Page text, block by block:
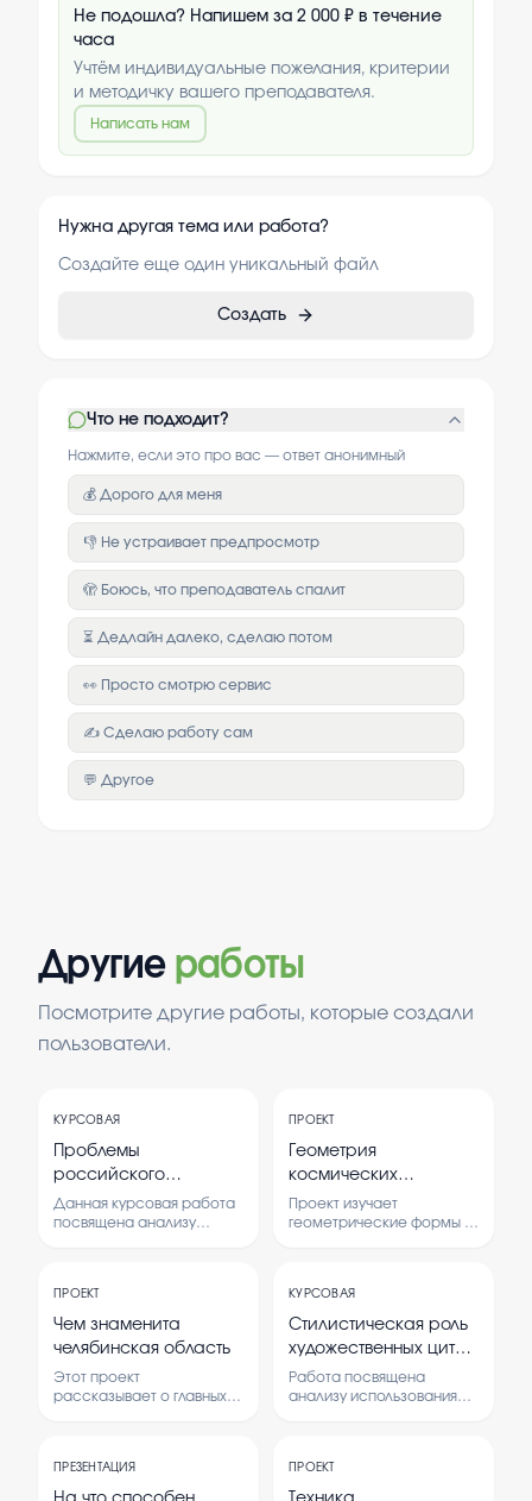
Не подошла? Напишем за 2 000 ₽ в течение
часа
Учтём индивидуальные пожелания, критерии
и методичку вашего преподавателя.
Написать нам
Нужна другая тема или работа?
Создайте еще один уникальный файл
Создать
Что не подходит?
Нажмите, если это про вас — ответ анонимный
💰 Дорого для меня
👎 Не устраивает предпросмотр
🫣 Боюсь, что преподаватель спалит
⏳ Дедлайн далеко, сделаю потом
👀 Просто смотрю сервис
✍️ Сделаю работу сам
💬 Другое
Другие работы
Посмотрите другие работы, которые создали
пользователи.
КУРСОВАЯ
Проблемы
российского
федерализма.
Данная курсовая работа
посвящена анализу
Рассматриваются
особенности, вызовы и
перспективы развития
системы федеративных
отношений в
современной России.
ПРОЕКТ
Геометрия
космических
аппаратов
Проект изучает
геометрические формы и
способы их
проектирования и
анализа для обеспечения
безопасности и
эффективности полётов.
ПРОЕКТ
Чем знаменита
челябинская область
Этот проект
рассказывает о главных
нем изучаются
исторические, природные
КУРСОВАЯ
Стилистическая роль
художественных цитат
и литературных имён
в современной
Работа посвящена
анализу использования
а также их влиянию на
смысловую
ПРЕЗЕНТАЦИЯ ПРОЕКТ